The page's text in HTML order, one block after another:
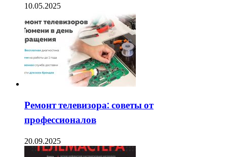
10.05.2025
Ремонт телевизора: советы от
профессионалов
20.09.2025